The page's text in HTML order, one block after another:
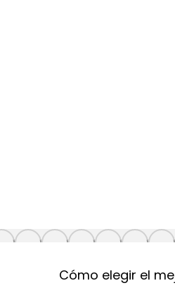
Cómo elegir el